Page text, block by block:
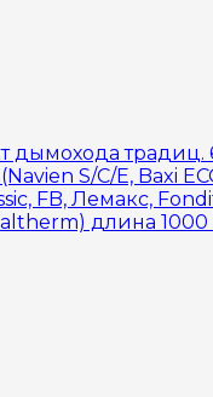
дымохода традиц.
S/C/E, Baxi
FB, Лемакс,
длина